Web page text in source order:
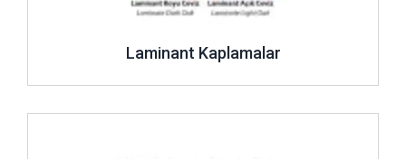
Laminant Kaplamalar